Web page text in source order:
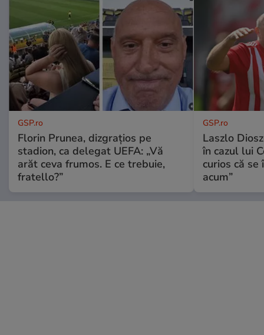
GSP.ro
Florin Prunea, dizgrațios pe
stadion, ca delegat UEFA: „Vă
arăt ceva frumos. E ce trebuie,
fratello?”
GSP.ro
Laszlo
în cazul lui
curios că
acum”